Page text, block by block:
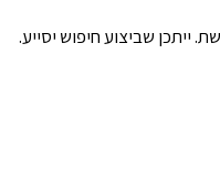
שביצוע חיפוש יסייע.